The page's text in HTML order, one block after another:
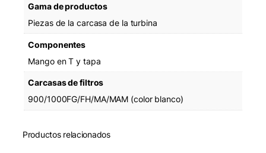
0
d
Gama de productos
Piezas de la carcasa de la turbina
Componentes
Mango en T y tapa
Carcasas de filtros
900/1000FG/FH/MA/MAM (color blanco)
Productos relacionados